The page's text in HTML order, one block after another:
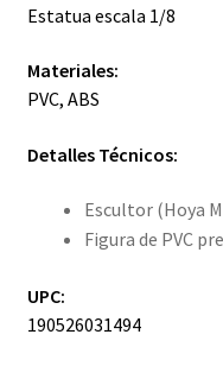
Estatua escala 1/8
Materiales:
PVC, ABS
Detalles Técnicos:
Escultor (Hoya
Figura de PVC
UPC:
190526031494